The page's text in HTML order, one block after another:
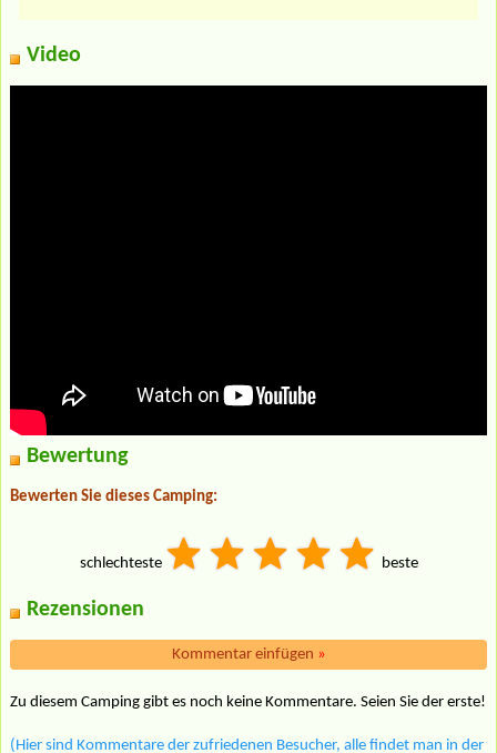
Video
Bewertung
Bewerten Sie dieses Camping:
schlechteste beste
Rezensionen
Kommentar einfügen »
Zu diesem Camping gibt es noch keine Kommentare. Seien Sie der erste!
(Hier sind Kommentare der zufriedenen Besucher, alle findet man in der